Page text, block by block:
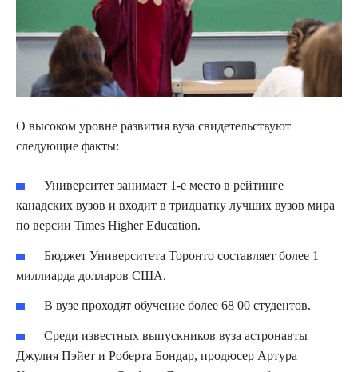
О высоком уровне развития вуза свидетельствуют
следующие факты:
Университет занимает 1-е место в рейтинге
канадских вузов и входит в тридцатку лучших вузов мира
по версии Times Higher Education.
Бюджет Университета Торонто составляет более 1
миллиарда долларов США.
В вузе проходят обучение более 68 00 студентов.
Среди известных выпускников вуза астронавты
Джулия Пэйет и Роберта Бондар, продюсер Артура